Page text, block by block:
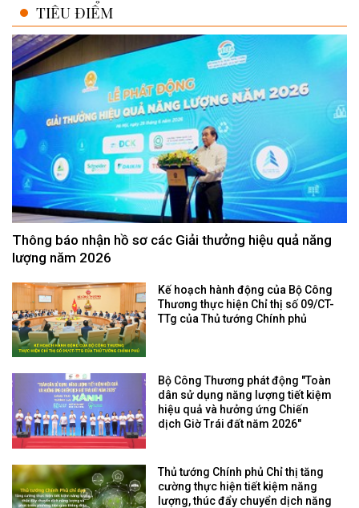
TIÊU ĐIỂM
Thông báo nhận hồ sơ các Giải thưởng hiệu quả năng
lượng năm 2026
Kế hoạch hành động của Bộ Công
Thương thực hiện Chỉ thị số 09/CT-
TTg của Thủ tướng Chính phủ
Bộ Công Thương phát động "Toàn
dân sử dụng năng lượng tiết kiệm
hiệu quả và hưởng ứng Chiến
dịch Giờ Trái đất năm 2026"
Thủ tướng Chính phủ Chỉ thị tăng
cường thực hiện tiết kiệm năng
lượng, thúc đẩy chuyển dịch năng